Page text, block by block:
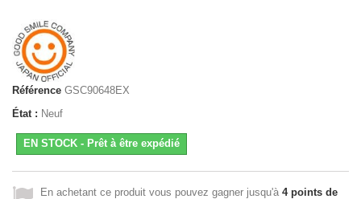
Référence GSC90648EX
État : Neuf
EN STOCK - Prêt à être expédié
En achetant ce produit vous pouvez gagner jusqu'à 4points de